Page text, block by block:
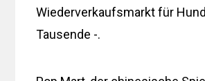
Wiederverkaufsmarkt für
Tausende -.